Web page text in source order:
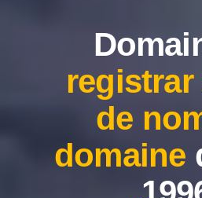
registrar
de
domaine